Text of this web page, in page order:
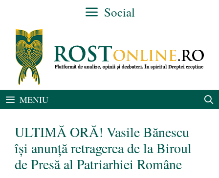
conținut
Social
MENIU
ULTIMĂ ORĂ! Vasile Bănescu
își anunță retragerea de la Biroul
de Presă al Patriarhiei Române